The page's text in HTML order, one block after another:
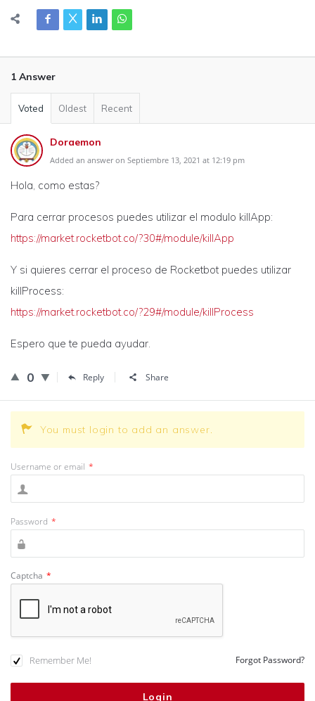
1 Answer
Voted Oldest Recent
Doraemon
Added an answer on Septiembre 13, 2021 at 12:19 pm
Hola, como estas?
Para cerrar procesos puedes utilizar el modulo killApp:
https://market.rocketbot.co/?30#/module/killApp
Y si quieres cerrar el proceso de Rocketbot puedes utilizar
killProcess:
https://market.rocketbot.co/?29#/module/killProcess
Espero que te pueda ayudar.
0 Reply Share
You must login to add an answer.
Username or email *
Password *
Captcha *
Remember Me! Forgot Password?